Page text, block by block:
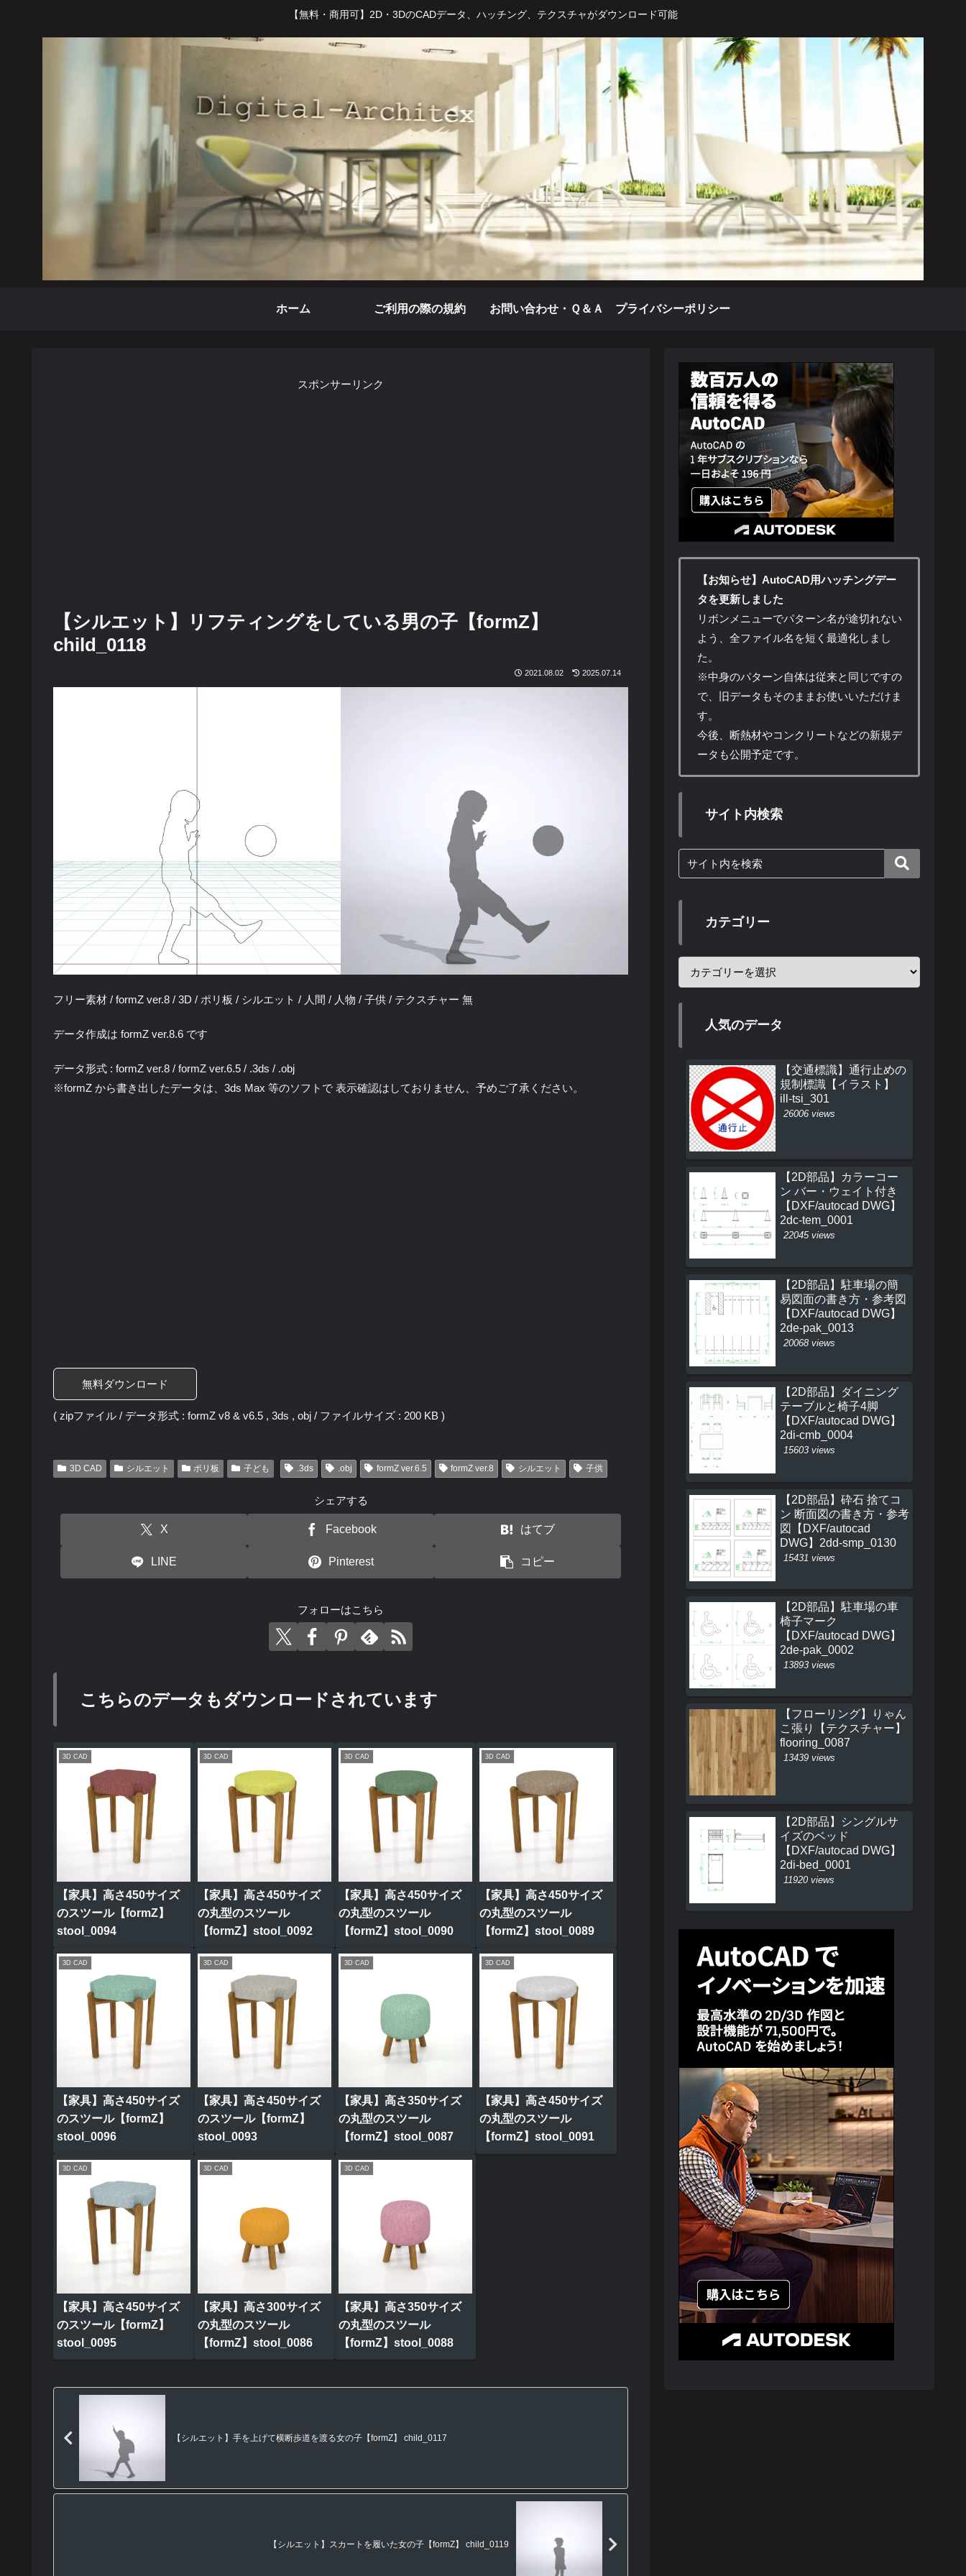
【無料・商用可】2D・3DのCADデータ、ハッチング、テクスチャがダウンロード可能
ホーム ご利用の際の規約 お問い合わせ・Ｑ＆Ａ プライバシーポリシー
スポンサーリンク
【シルエット】リフティングをしている男の子【formZ】
child_0118
2021.08.02 2025.07.14
フリー素材 / formZ ver.8 / 3D / ポリ板 / シルエット / 人間 / 人物 / 子供 / テクスチャー 無
データ作成は formZ ver.8.6 です
データ形式 : formZ ver.8 / formZ ver.6.5 / .3ds / .obj
※formZ から書き出したデータは、3ds Max 等のソフトで 表示確認はしておりません、予めご了承ください。
無料ダウンロード
( zipファイル / データ形式 : formZ v8 & v6.5 , 3ds , obj / ファイルサイズ : 200 KB )
3D CAD シルエット ポリ板 子ども .3ds .obj formZ ver.6.5 formZ ver.8 シルエット 子供
シェアする
X Facebook はてブ
LINE Pinterest コピー
フォローはこちら
こちらのデータもダウンロードされています
3D CAD
【家具】高さ450サイズ
のスツール【formZ】
stool_0094
3D CAD
【家具】高さ450サイズ
の丸型のスツール
【formZ】stool_0092
3D CAD
【家具】高さ450サイズ
の丸型のスツール
【formZ】stool_0090
3D CAD
【家具】高さ450サイズ
の丸型のスツール
【formZ】stool_0089
3D CAD
【家具】高さ450サイズ
のスツール【formZ】
stool_0096
3D CAD
【家具】高さ450サイズ
のスツール【formZ】
stool_0093
3D CAD
【家具】高さ350サイズ
の丸型のスツール
【formZ】stool_0087
3D CAD
【家具】高さ450サイズ
の丸型のスツール
【formZ】stool_0091
3D CAD
【家具】高さ450サイズ
のスツール【formZ】
stool_0095
3D CAD
【家具】高さ300サイズ
の丸型のスツール
【formZ】stool_0086
3D CAD
【家具】高さ350サイズ
の丸型のスツール
【formZ】stool_0088
【シルエット】手を上げて横断歩道を渡る女の子【formZ】 child_0117
【シルエット】スカートを履いた女の子【formZ】 child_0119
【お知らせ】AutoCAD用ハッチングデー
タを更新しました
リボンメニューでパターン名が途切れない
よう、全ファイル名を短く最適化しまし
た。
※中身のパターン自体は従来と同じですの
で、旧データもそのままお使いいただけま
す。
今後、断熱材やコンクリートなどの新規デ
ータも公開予定です。
サイト内検索
カテゴリー
人気のデータ
【交通標識】通行止めの
規制標識【イラスト】
ill-tsi_301
26006 views
【2D部品】カラーコー
ン バー・ウェイト付き
【DXF/autocad DWG】
2dc-tem_0001
22045 views
【2D部品】駐車場の簡
易図面の書き方・参考図
【DXF/autocad DWG】
2de-pak_0013
20068 views
【2D部品】ダイニング
テーブルと椅子4脚
【DXF/autocad DWG】
2di-cmb_0004
15603 views
【2D部品】砕石 捨てコ
ン 断面図の書き方・参考
図【DXF/autocad
DWG】2dd-smp_0130
15431 views
【2D部品】駐車場の車
椅子マーク
【DXF/autocad DWG】
2de-pak_0002
13893 views
【フローリング】りゃん
こ張り【テクスチャー】
flooring_0087
13439 views
【2D部品】シングルサ
イズのベッド
【DXF/autocad DWG】
2di-bed_0001
11920 views